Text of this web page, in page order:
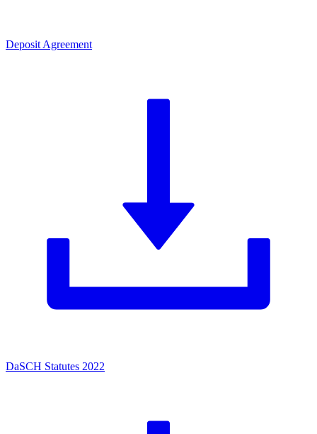
Deposit Agreement
DaSCH Statutes 2022